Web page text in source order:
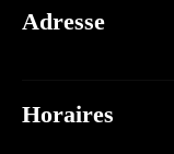
Adresse
Horaires